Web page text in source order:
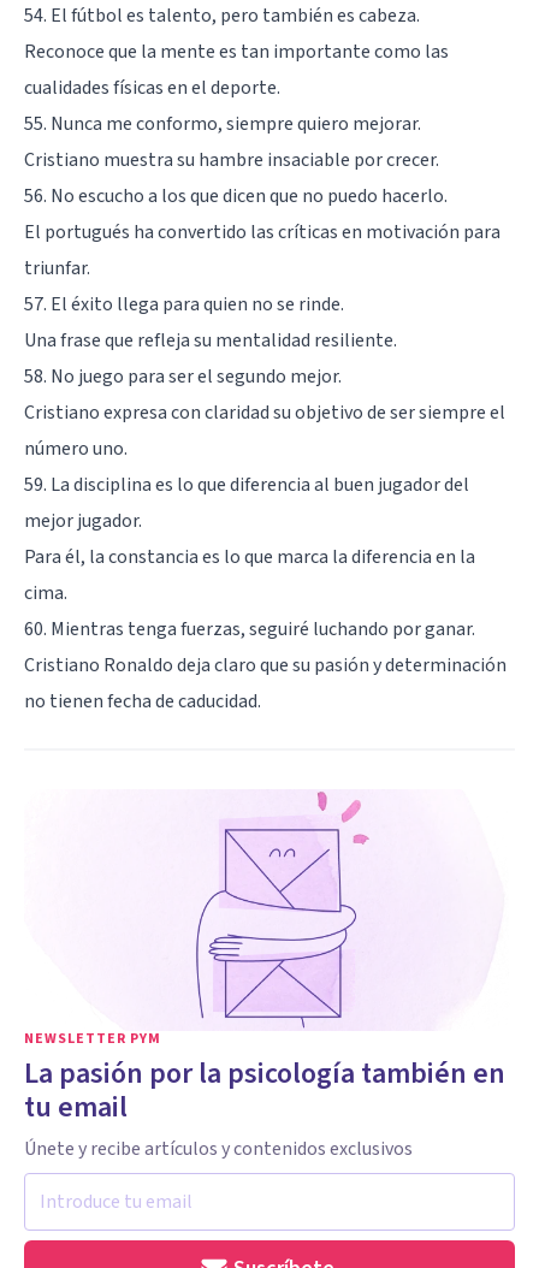
54. El fútbol es talento, pero también es cabeza.
Reconoce que la mente es tan importante como las
cualidades físicas en el deporte.
55. Nunca me conformo, siempre quiero mejorar.
Cristiano muestra su hambre insaciable por crecer.
56. No escucho a los que dicen que no puedo hacerlo.
El portugués ha convertido las críticas en motivación para
triunfar.
57. El éxito llega para quien no se rinde.
Una frase que refleja su mentalidad resiliente.
58. No juego para ser el segundo mejor.
Cristiano expresa con claridad su objetivo de ser siempre el
número uno.
59. La disciplina es lo que diferencia al buen jugador del
mejor jugador.
Para él, la constancia es lo que marca la diferencia en la
cima.
60. Mientras tenga fuerzas, seguiré luchando por ganar.
Cristiano Ronaldo deja claro que su pasión y determinación
no tienen fecha de caducidad.
NEWSLETTER PYM
La pasión por la psicología también en
tu email
Únete y recibe artículos y contenidos exclusivos